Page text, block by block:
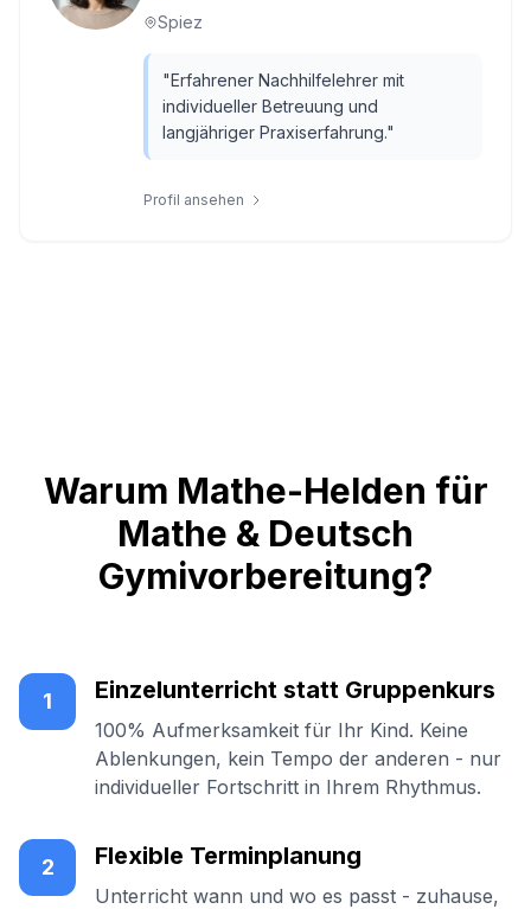
Spiez
"Erfahrener Nachhilfelehrer mit
individueller Betreuung und
langjähriger Praxiserfahrung."
Profil ansehen
Warum Mathe-Helden für
Mathe & Deutsch
Gymivorbereitung?
1 Einzelunterricht statt Gruppenkurs
100% Aufmerksamkeit für Ihr Kind. Keine
Ablenkungen, kein Tempo der anderen - nur
individueller Fortschritt in Ihrem Rhythmus.
2 Flexible Terminplanung
Unterricht wann und wo es passt - zuhause,